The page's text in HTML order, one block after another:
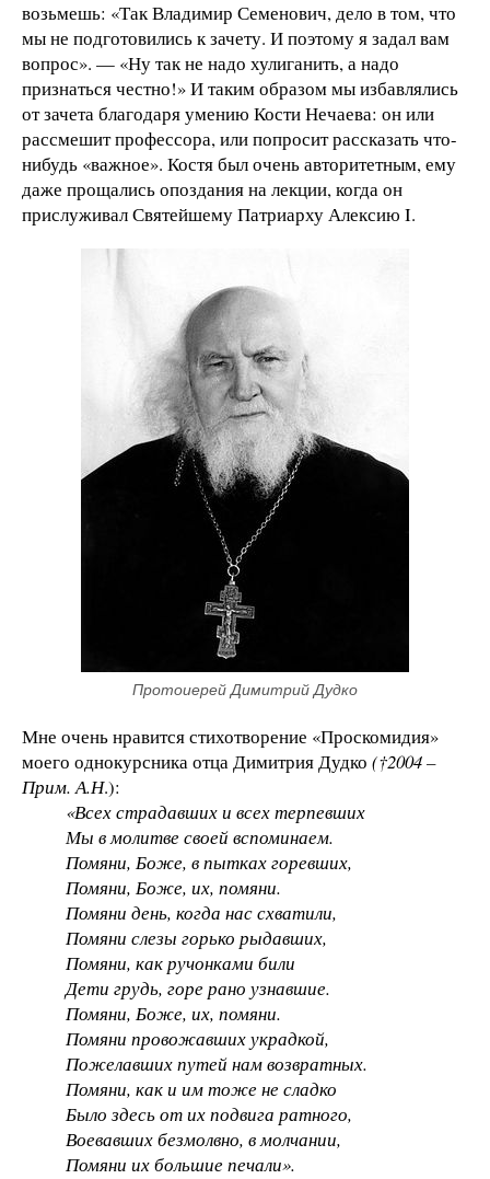
возьмешь: «Так Владимир Семенович, дело в том, что
мы не подготовились к зачету. И поэтому я задал вам
вопрос». — «Ну так не надо хулиганить, а надо
признаться честно!» И таким образом мы избавлялись
от зачета благодаря умению Кости Нечаева: он или
рассмешит профессора, или попросит рассказать что-
нибудь «важное». Костя был очень авторитетным, ему
даже прощались опоздания на лекции, когда он
прислуживал Святейшему Патриарху Алексию I.
Протоиерей Димитрий Дудко
Мне очень нравится стихотворение «Проскомидия»
моего однокурсника отца Димитрия Дудко (†2004 –
Прим. А.Н.):
«Всех страдавших и всех терпевших
Мы в молитве своей вспоминаем.
Помяни, Боже, в пытках горевших,
Помяни, Боже, их, помяни.
Помяни день, когда нас схватили,
Помяни слезы горько рыдавших,
Помяни, как ручонками били
Дети грудь, горе рано узнавшие.
Помяни, Боже, их, помяни.
Помяни провожавших украдкой,
Пожелавших путей нам возвратных.
Помяни, как и им тоже не сладко
Было здесь от их подвига ратного,
Воевавших безмолвно, в молчании,
Помяни их большие печали».